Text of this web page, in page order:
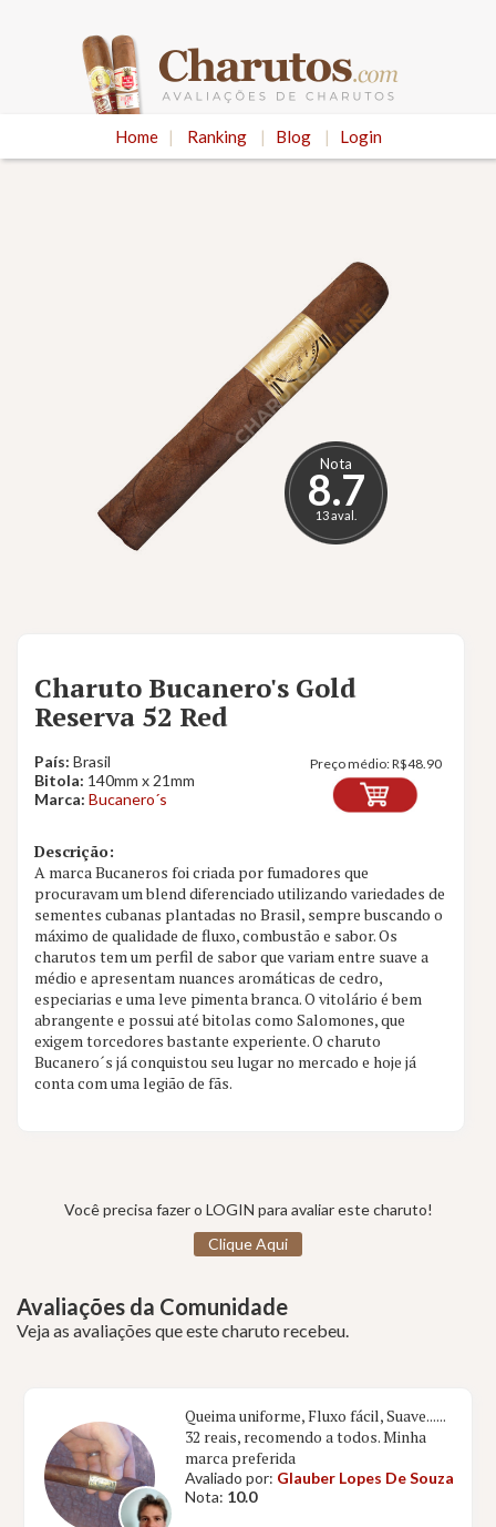
Home | Ranking | Blog | Login
Nota
8.7
13 aval.
Charuto Bucanero's Gold
Reserva 52 Red
País: Brasil
Bitola: 140mm x 21mm
Marca: Bucanero´s
Preço médio:R$48.90
Descrição:
A marca Bucaneros foi criada por fumadores que
procuravam um blend diferenciado utilizando variedades de
sementes cubanas plantadas no Brasil, sempre buscando o
máximo de qualidade de fluxo, combustão e sabor. Os
charutos tem um perfil de sabor que variam entre suave a
médio e apresentam nuances aromáticas de cedro,
especiarias e uma leve pimenta branca. O vitolário é bem
abrangente e possui até bitolas como Salomones, que
exigem torcedores bastante experiente. O charuto
Bucanero´s já conquistou seu lugar no mercado e hoje já
conta com uma legião de fãs.
Você precisa fazer o LOGIN para avaliar este charuto!
Clique Aqui
Avaliações da Comunidade
Veja as avaliações que este charuto recebeu.
Queima uniforme, Fluxo fácil, Suave......
32 reais, recomendo a todos. Minha
marca preferida
Avaliado por: Glauber Lopes De Souza
Nota: 10.0